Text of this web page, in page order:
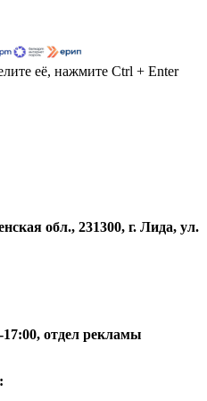
её, нажмите Ctrl + Enter
обл., 231300, г. Лида, ул.
отдел рекламы